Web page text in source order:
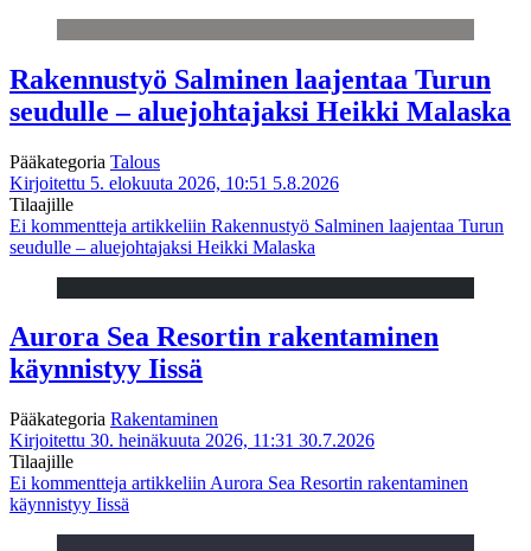
Rakennustyö Salminen laajentaa Turun
seudulle – aluejohtajaksi Heikki Malaska
Pääkategoria Talous
Kirjoitettu 5. elokuuta 2026, 10:51 5.8.2026
Tilaajille
Ei kommentteja artikkeliin Rakennustyö Salminen laajentaa Turun
seudulle – aluejohtajaksi Heikki Malaska
Aurora Sea Resortin rakentaminen
käynnistyy Iissä
Pääkategoria Rakentaminen
Kirjoitettu 30. heinäkuuta 2026, 11:31 30.7.2026
Tilaajille
Ei kommentteja artikkeliin Aurora Sea Resortin rakentaminen
käynnistyy Iissä